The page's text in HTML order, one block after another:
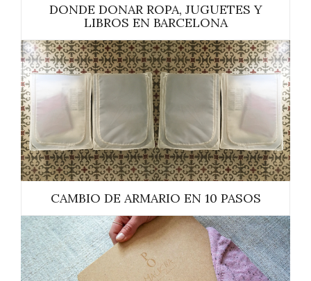
DONDE DONAR ROPA, JUGUETES Y
LIBROS EN BARCELONA
CAMBIO DE ARMARIO EN 10 PASOS